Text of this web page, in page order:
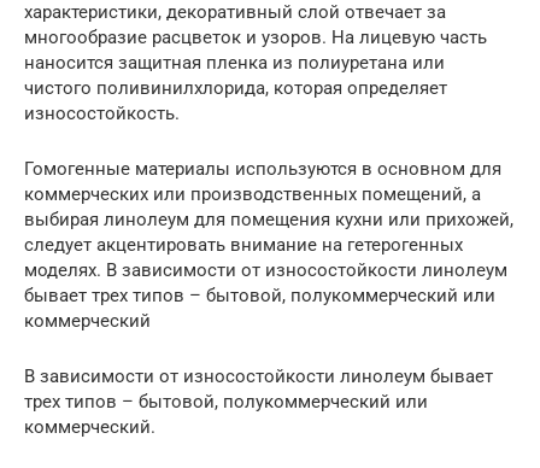
характеристики, декоративный слой отвечает за
многообразие расцветок и узоров. На лицевую часть
наносится защитная пленка из полиуретана или
чистого поливинилхлорида, которая определяет
износостойкость.
Гомогенные материалы используются в основном для
коммерческих или производственных помещений, а
выбирая линолеум для помещения кухни или прихожей,
следует акцентировать внимание на гетерогенных
моделях. В зависимости от износостойкости линолеум
бывает трех типов – бытовой, полукоммерческий или
коммерческий
В зависимости от износостойкости линолеум бывает
трех типов – бытовой, полукоммерческий или
коммерческий.